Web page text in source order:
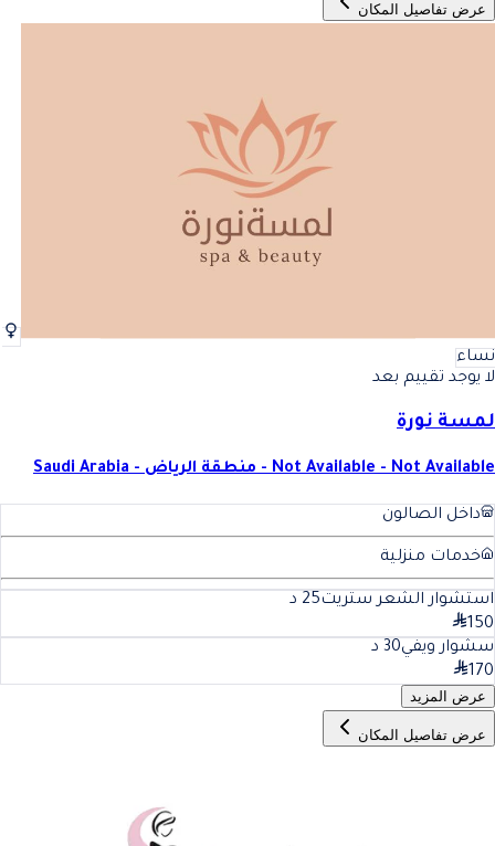
عرض تفاصيل المكان
نساء
لا يوجد تقييم بعد
لمسة نورة
Not Available - Not Available - منطقة الرياض - Saudi Arabia
داخل الصالون
خدمات منزلية
استشوار الشعر ستريت25 د
150
سشوار ويفي30 د
170
عرض المزيد
عرض تفاصيل المكان